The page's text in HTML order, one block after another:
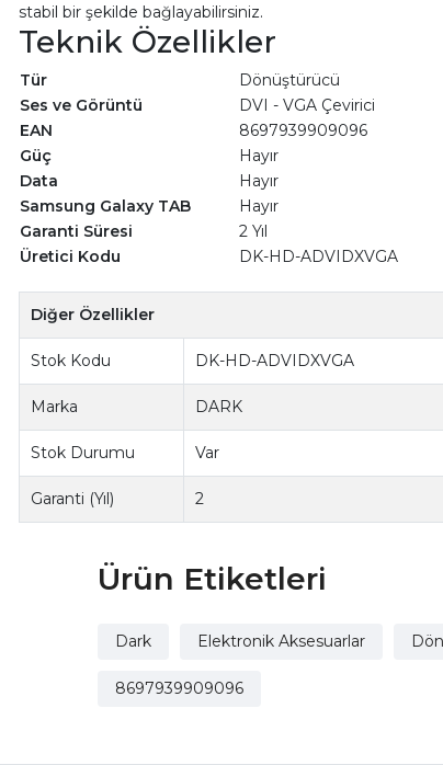
stabil bir şekilde bağlayabilirsiniz.
Teknik Özellikler
Tür
Dönüştürücü
Ses ve Görüntü
DVI - VGA Çevirici
EAN
8697939909096
Güç
Hayır
Data
Hayır
Samsung Galaxy TAB
Hayır
Garanti Süresi
2 Yıl
Üretici Kodu
DK-HD-ADVIDXVGA
Diğer Özellikler
Stok Kodu DK-HD-ADVIDXVGA
Marka DARK
Stok Durumu Var
Garanti (Yıl) 2
Ürün Etiketleri
Dark Elektronik Aksesuarlar
8697939909096